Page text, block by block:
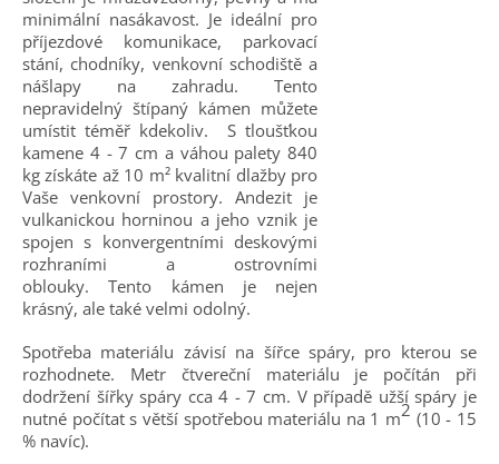
minimální nasákavost. Je ideální pro
příjezdové komunikace, parkovací
stání, chodníky, venkovní schodiště a
nášlapy na zahradu. Tento
nepravidelný štípaný kámen můžete
umístit téměř kdekoliv. S tloušťkou
kamene 4 - 7 cm a váhou palety 840
kg získáte až 10 m² kvalitní dlažby pro
Vaše venkovní prostory.Andezit je
vulkanickou horninou a jeho vznik je
spojen s konvergentními deskovými
rozhraními a ostrovními
oblouky. Tento kámen je nejen
krásný, ale také velmi odolný.
Spotřeba materiálu závisí na šířce spáry, pro kterou se
rozhodnete. Metr čtvereční materiálu je počítán při
dodržení šířky spáry cca 4 - 7 cm. V případě užší spáry je
nutné počítat s větší spotřebou materiálu na 1 m2 (10 - 15
% navíc).